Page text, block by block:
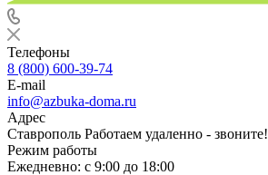
Телефоны
8 (800) 600-39-74
E-mail
info@azbuka-doma.ru
Адрес
Ставрополь Работаем удаленно - звоните!
Режим работы
Ежедневно: с 9:00 до 18:00